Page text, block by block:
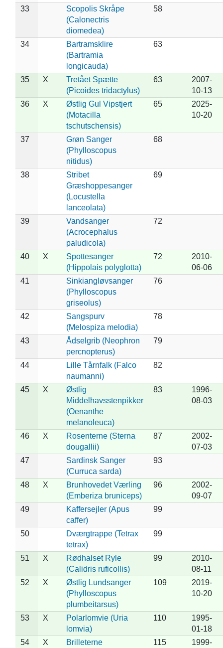
33
Scopolis Skråpe
(Calonectris
diomedea)
58
34
Bartramsklire
(Bartramia
longicauda)
63
35 X
Tretået Spætte
(Picoides tridactylus)
63
2007-
10-13
36
X
Østlig Gul Vipstjert
(Motacilla
tschutschensis)
65
2025-
10-20
37
Grøn Sanger
(Phylloscopus
nitidus)
68
38
Stribet
Græshoppesanger
(Locustella
lanceolata)
69
39
Vandsanger
(Acrocephalus
paludicola)
72
40 X
Spottesanger
(Hippolais polyglotta)
72
2010-
06-06
41
Sinkiangløvsanger
(Phylloscopus
griseolus)
76
42
Sangspurv
(Melospiza melodia)
78
43
Ådselgrib (Neophron
percnopterus)
79
44
Lille Tårnfalk (Falco
naumanni)
82
45 X
Østlig
Middelhavsstenpikker
(Oenanthe
melanoleuca)
83
1996-
08-03
46 X
Rosenterne (Sterna
dougallii)
87
2002-
07-03
47
Sardinsk Sanger
(Curruca sarda)
93
48 X
Brunhovedet Værling
(Emberiza bruniceps)
96
2002-
09-07
49
Kaffersejler (Apus
caffer)
99
50
Dværgtrappe (Tetrax
tetrax)
99
51 X
Rødhalset Ryle
(Calidris ruficollis)
99
2010-
08-11
52
X
Østlig Lundsanger
(Phylloscopus
plumbeitarsus)
109
2019-
10-20
53 X
Polarlomvie (Uria
lomvia)
110
1995-
01-18
54
X
Brilleterne
115
1999-